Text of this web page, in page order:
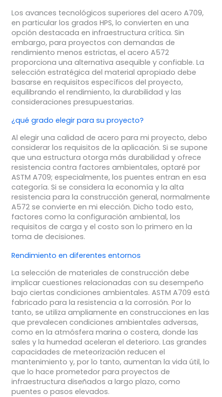
Los avances tecnológicos superiores del acero A709,
en particular los grados HPS, lo convierten en una
opción destacada en infraestructura crítica. Sin
embargo, para proyectos con demandas de
rendimiento menos estrictas, el acero A572
proporciona una alternativa asequible y confiable. La
selección estratégica del material apropiado debe
basarse en requisitos específicos del proyecto,
equilibrando el rendimiento, la durabilidad y las
consideraciones presupuestarias.
¿qué grado elegir para su proyecto?
Al elegir una calidad de acero para mi proyecto, debo
considerar los requisitos de la aplicación. Si se supone
que una estructura otorga más durabilidad y ofrece
resistencia contra factores ambientales, optaré por
ASTM A709; especialmente, los puentes entran en esa
categoría. Si se considera la economía y la alta
resistencia para la construcción general, normalmente
A572 se convierte en mi elección. Dicho todo esto,
factores como la configuración ambiental, los
requisitos de carga y el costo son lo primero en la
toma de decisiones.
Rendimiento en diferentes entornos
La selección de materiales de construcción debe
implicar cuestiones relacionadas con su desempeño
bajo ciertas condiciones ambientales. ASTM A709 está
fabricado para la resistencia a la corrosión. Por lo
tanto, se utiliza ampliamente en construcciones en las
que prevalecen condiciones ambientales adversas,
como en la atmósfera marina o costera, donde las
sales y la humedad aceleran el deterioro. Las grandes
capacidades de meteorización reducen el
mantenimiento y, por lo tanto, aumentan la vida útil, lo
que lo hace prometedor para proyectos de
infraestructura diseñados a largo plazo, como
puentes o pasos elevados.